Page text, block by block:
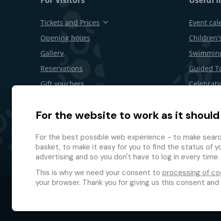
Tickets and Prices
Opening hours
Gallery
Reservations
Gift vouchers
Area Map
Event
Guided
For the website to work as it
For the best possible web experience - to make
basket, to make it easy for you to find the status of
advertising and so you don't have to log in every time.
This is why we need your consent to processing of
your browser. Thank you for giving us this consent